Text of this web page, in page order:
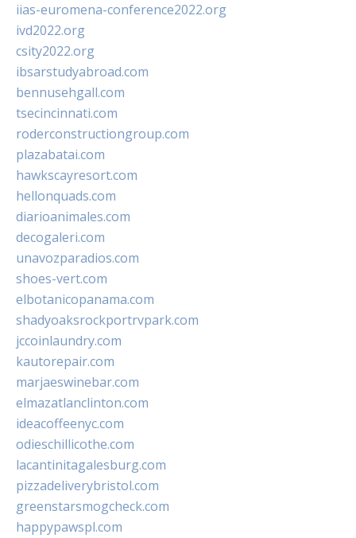
iias-euromena-conference2022.org
ivd2022.org
csity2022.org
ibsarstudyabroad.com
bennusehgall.com
tsecincinnati.com
roderconstructiongroup.com
plazabatai.com
hawkscayresort.com
hellonquads.com
diarioanimales.com
decogaleri.com
unavozparadios.com
shoes-vert.com
elbotanicopanama.com
shadyoaksrockportrvpark.com
jccoinlaundry.com
kautorepair.com
marjaeswinebar.com
elmazatlanclinton.com
ideacoffeenyc.com
odieschillicothe.com
lacantinitagalesburg.com
pizzadeliverybristol.com
greenstarsmogcheck.com
happypawspl.com